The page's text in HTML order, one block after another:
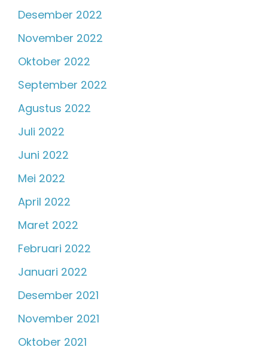
Desember 2022
November 2022
Oktober 2022
September 2022
Agustus 2022
Juli 2022
Juni 2022
Mei 2022
April 2022
Maret 2022
Februari 2022
Januari 2022
Desember 2021
November 2021
Oktober 2021